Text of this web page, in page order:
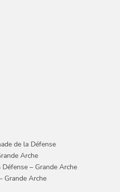
de la Défense
Arche
– Grande Arche
Grande Arche